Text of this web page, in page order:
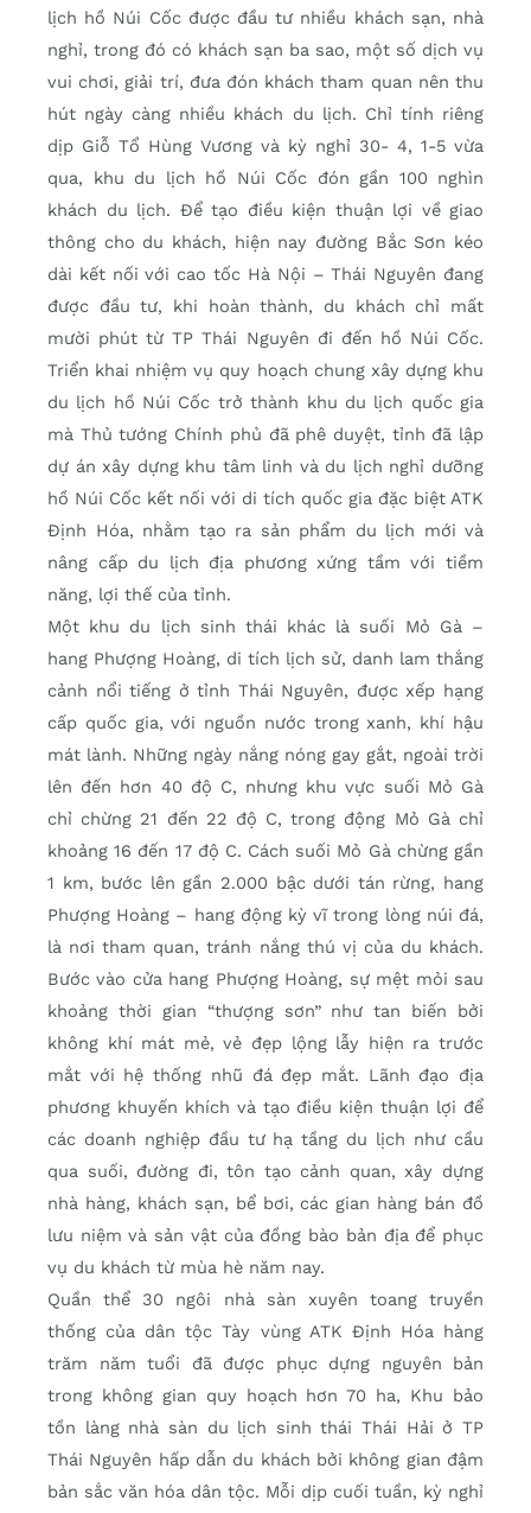
lịch hồ Núi Cốc được đầu tư nhiều khách sạn, nhà
nghỉ, trong đó có khách sạn ba sao, một số dịch vụ
vui chơi, giải trí, đưa đón khách tham quan nên thu
hút ngày càng nhiều khách du lịch. Chỉ tính riêng
dịp Giỗ Tổ Hùng Vương và kỳ nghỉ 30- 4, 1-5 vừa
qua, khu du lịch hồ Núi Cốc đón gần 100 nghìn
khách du lịch. Để tạo điều kiện thuận lợi về giao
thông cho du khách, hiện nay đường Bắc Sơn kéo
dài kết nối với cao tốc Hà Nội – Thái Nguyên đang
được đầu tư, khi hoàn thành, du khách chỉ mất
mười phút từ TP Thái Nguyên đi đến hồ Núi Cốc.
Triển khai nhiệm vụ quy hoạch chung xây dựng khu
du lịch hồ Núi Cốc trở thành khu du lịch quốc gia
mà Thủ tướng Chính phủ đã phê duyệt, tỉnh đã lập
dự án xây dựng khu tâm linh và du lịch nghỉ dưỡng
hồ Núi Cốc kết nối với di tích quốc gia đặc biệt ATK
Định Hóa, nhằm tạo ra sản phẩm du lịch mới và
nâng cấp du lịch địa phương xứng tầm với tiềm
năng, lợi thế của tỉnh.
Một khu du lịch sinh thái khác là suối Mỏ Gà –
hang Phượng Hoàng, di tích lịch sử, danh lam thắng
cảnh nổi tiếng ở tỉnh Thái Nguyên, được xếp hạng
cấp quốc gia, với nguồn nước trong xanh, khí hậu
mát lành. Những ngày nắng nóng gay gắt, ngoài trời
lên đến hơn 40 độ C, nhưng khu vực suối Mỏ Gà
chỉ chừng 21 đến 22 độ C, trong động Mỏ Gà chỉ
khoảng 16 đến 17 độ C. Cách suối Mỏ Gà chừng gần
1 km, bước lên gần 2.000 bậc dưới tán rừng, hang
Phượng Hoàng – hang động kỳ vĩ trong lòng núi đá,
là nơi tham quan, tránh nắng thú vị của du khách.
Bước vào cửa hang Phượng Hoàng, sự mệt mỏi sau
khoảng thời gian “thượng sơn” như tan biến bởi
không khí mát mẻ, vẻ đẹp lộng lẫy hiện ra trước
mắt với hệ thống nhũ đá đẹp mắt. Lãnh đạo địa
phương khuyến khích và tạo điều kiện thuận lợi để
các doanh nghiệp đầu tư hạ tầng du lịch như cầu
qua suối, đường đi, tôn tạo cảnh quan, xây dựng
nhà hàng, khách sạn, bể bơi, các gian hàng bán đồ
lưu niệm và sản vật của đồng bào bản địa để phục
vụ du khách từ mùa hè năm nay.
Quần thể 30 ngôi nhà sàn xuyên toang truyền
thống của dân tộc Tày vùng ATK Định Hóa hàng
trăm năm tuổi đã được phục dựng nguyên bản
trong không gian quy hoạch hơn 70 ha, Khu bảo
tồn làng nhà sàn du lịch sinh thái Thái Hải ở TP
Thái Nguyên hấp dẫn du khách bởi không gian đậm
bản sắc văn hóa dân tộc. Mỗi dịp cuối tuần, kỳ nghỉ